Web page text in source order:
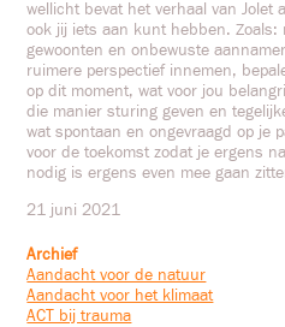
wellicht bevat het verhaal van Jolet
ook jij iets aan kunt hebben. Zoals:
gewoonten en onbewuste
ruimere perspectief innemen,
op dit moment, wat voor jou
die manier sturing geven en
wat spontaan en ongevraagd op je
voor de toekomst zodat je ergens
nodig is ergens even mee gaan
21 juni 2021
Archief
Aandacht voor de natuur
Aandacht voor het klimaat
ACT bij trauma